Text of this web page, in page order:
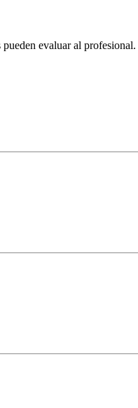
evaluar al profesional.